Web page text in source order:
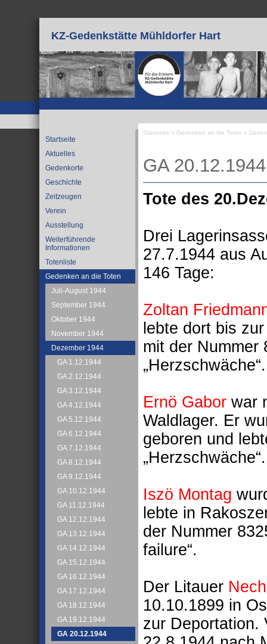
KZ-Gedenkstätte Mühldorfer Hart
Startseite
Aktuelles
Gedenkorte
Geschichte
Zeitzeugen
Verein
Ausstellung
Weiterführende
Informationen
Totenliste
Gedenken an die Toten
Juli-August 1944
September 1944
Oktober 1944
November 1944
Dezember 1944
GA 1.12.1944
GA 2.12.1944
GA 3.12.1944
GA 4.12.1944
GA 5.12.1944
GA 6.12.1944
GA 7.12.1944
GA 8.12.1944
GA 9.12.1944
GA 10.12.1944
GA 11.12.1944
GA 12.12.1944
GA 13.12.1944
GA 14.12.1944
GA 15.12.1944
GA 16.12.1944
GA 17.12.1944
GA 18.12.1944
GA 19.12.1944
GA 20.12.1944
Startseite » Gedenken an die Toten »
GA 20.12.1944
Tote des
Drei
27.7.1944 aus
146 Tage:
Zoltan
lebte dort bis
mit der Nummer
„Herzschwäche“.
Ernö Gabor war
Waldlager. Er
geboren und
„Herzschwäche“.
Iszö Montag
lebte in
der Nummer
failure“.
Der Litauer
10.10.1899 in
zur Deportation.